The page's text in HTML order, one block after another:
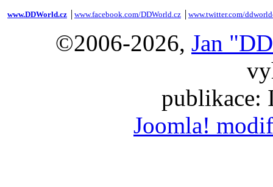
www.DDWorld.cz www.facebook.com/DDWorld.cz www.twitter.com/
©2006-2026, Jan
publikace:
Joomla!